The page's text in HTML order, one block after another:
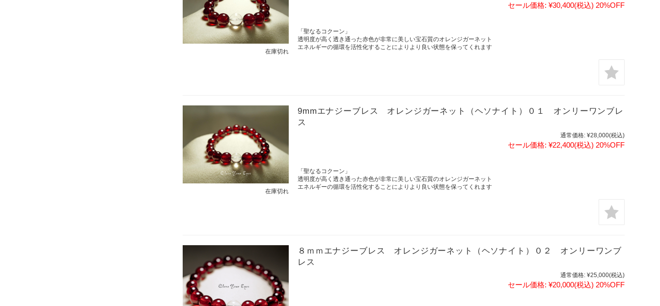
在庫切れ
セール価格: ¥30,400(税込) 20%OFF
「聖なるコクーン」
透明度が高く透き通った赤色が非常に美しい宝石質のオレンジガーネット
エネルギーの循環を活性化することによりより良い状態を保ってくれます
在庫切れ
9mmエナジーブレス オレンジガーネット（ヘソナイト）０１ オンリーワンブレ
ス
通常価格: ¥28,000(税込)
セール価格: ¥22,400(税込) 20%OFF
「聖なるコクーン」
透明度が高く透き通った赤色が非常に美しい宝石質のオレンジガーネット
エネルギーの循環を活性化することによりより良い状態を保ってくれます
８ｍｍエナジーブレス オレンジガーネット（ヘソナイト）０２ オンリーワンブ
レス
通常価格: ¥25,000(税込)
セール価格: ¥20,000(税込) 20%OFF